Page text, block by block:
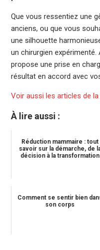
Que vous ressentiez une
anciens, ou que vous
une silhouette
un chirurgien expérimenté.
propose une prise en
résultat en accord avec
Voir aussi les articles de
À lire aussi :
Réduction mammaire : tout
savoir sur la démarche, de
décision à la transformation
Comment se sentir bien
son corps